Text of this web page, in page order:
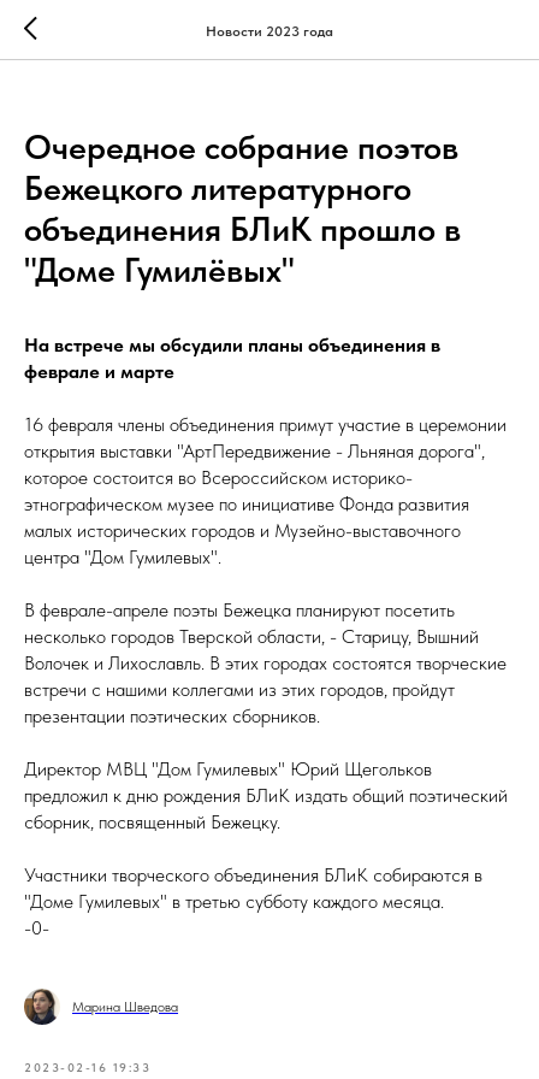
Новости 2023 года
Очередное собрание поэтов
Бежецкого литературного
объединения БЛиК прошло в
"Доме Гумилёвых"
На встрече мы обсудили планы объединения в
феврале и марте
16 февраля члены объединения примут участие в церемонии
открытия выставки "АртПередвижение - Льняная дорога",
которое состоится во Всероссийском историко-
этнографическом музее по инициативе Фонда развития
малых исторических городов и Музейно-выставочного
центра "Дом Гумилевых".
В феврале-апреле поэты Бежецка планируют посетить
несколько городов Тверской области, - Старицу, Вышний
Волочек и Лихославль. В этих городах состоятся творческие
встречи с нашими коллегами из этих городов, пройдут
презентации поэтических сборников.
Директор МВЦ "Дом Гумилевых" Юрий Щегольков
предложил к дню рождения БЛиК издать общий поэтический
сборник, посвященный Бежецку.
Участники творческого объединения БЛиК собираются в
"Доме Гумилевых" в третью субботу каждого месяца.
-0-
Марина Шведова
2023-02-16 19:33